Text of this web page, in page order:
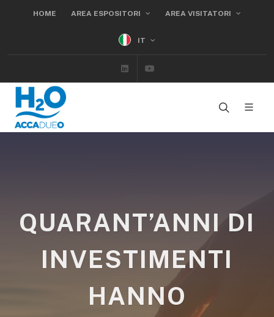
HOME AREA ESPOSITORI AREA VISITATORI
IT
Linkedin
QUARANT’ANNI DI
INVESTIMENTI
HANNO